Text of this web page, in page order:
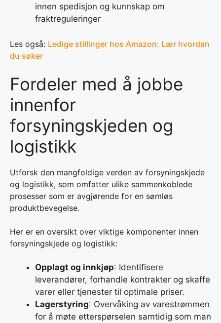
innen spedisjon og kunnskap om
fraktreguleringer
Les også: Ledige stillinger hos Amazon: Lær hvordan
du søker
Fordeler med å jobbe
innenfor
forsyningskjeden og
logistikk
Utforsk den mangfoldige verden av forsyningskjede
og logistikk, som omfatter ulike sammenkoblede
prosesser som er avgjørende for en sømløs
produktbevegelse.
Her er en oversikt over viktige komponenter innen
forsyningskjede og logistikk:
Opplagt og innkjøp: Identifisere
leverandører, forhandle kontrakter og skaffe
varer eller tjenester til optimale priser.
Lagerstyring: Overvåking av varestrømmen
for å møte etterspørselen samtidig som man